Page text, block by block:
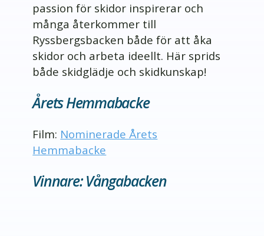
passion för skidor inspirerar och
många återkommer till
Ryssbergsbacken både för att åka
skidor och arbeta ideellt. Här sprids
både skidglädje och skidkunskap!
Årets Hemmabacke
Film: Nominerade Årets
Hemmabacke
Vinnare: Vångabacken